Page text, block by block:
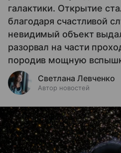
галактики. Открытие
благодаря счастливой
невидимый объект
разорвал на части
породив мощную
Светлана Левченко
Автор новостей